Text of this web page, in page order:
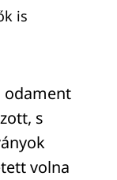
is
odament
s
volna